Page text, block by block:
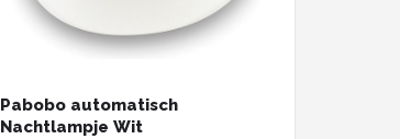
Pabobo automatisch
Nachtlampje Wit